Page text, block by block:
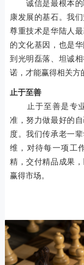
诚信是最根本的
康发展的基石。我
尊重技术是华陆人
的文化基因，也是
到光明磊落、坦诚
诺，才能赢得相关方
止于至善
止于至善是专业
准，努力做最好的
度。我们传承老一
维，对待每一项工
精，交付精品成果
赢得市场。